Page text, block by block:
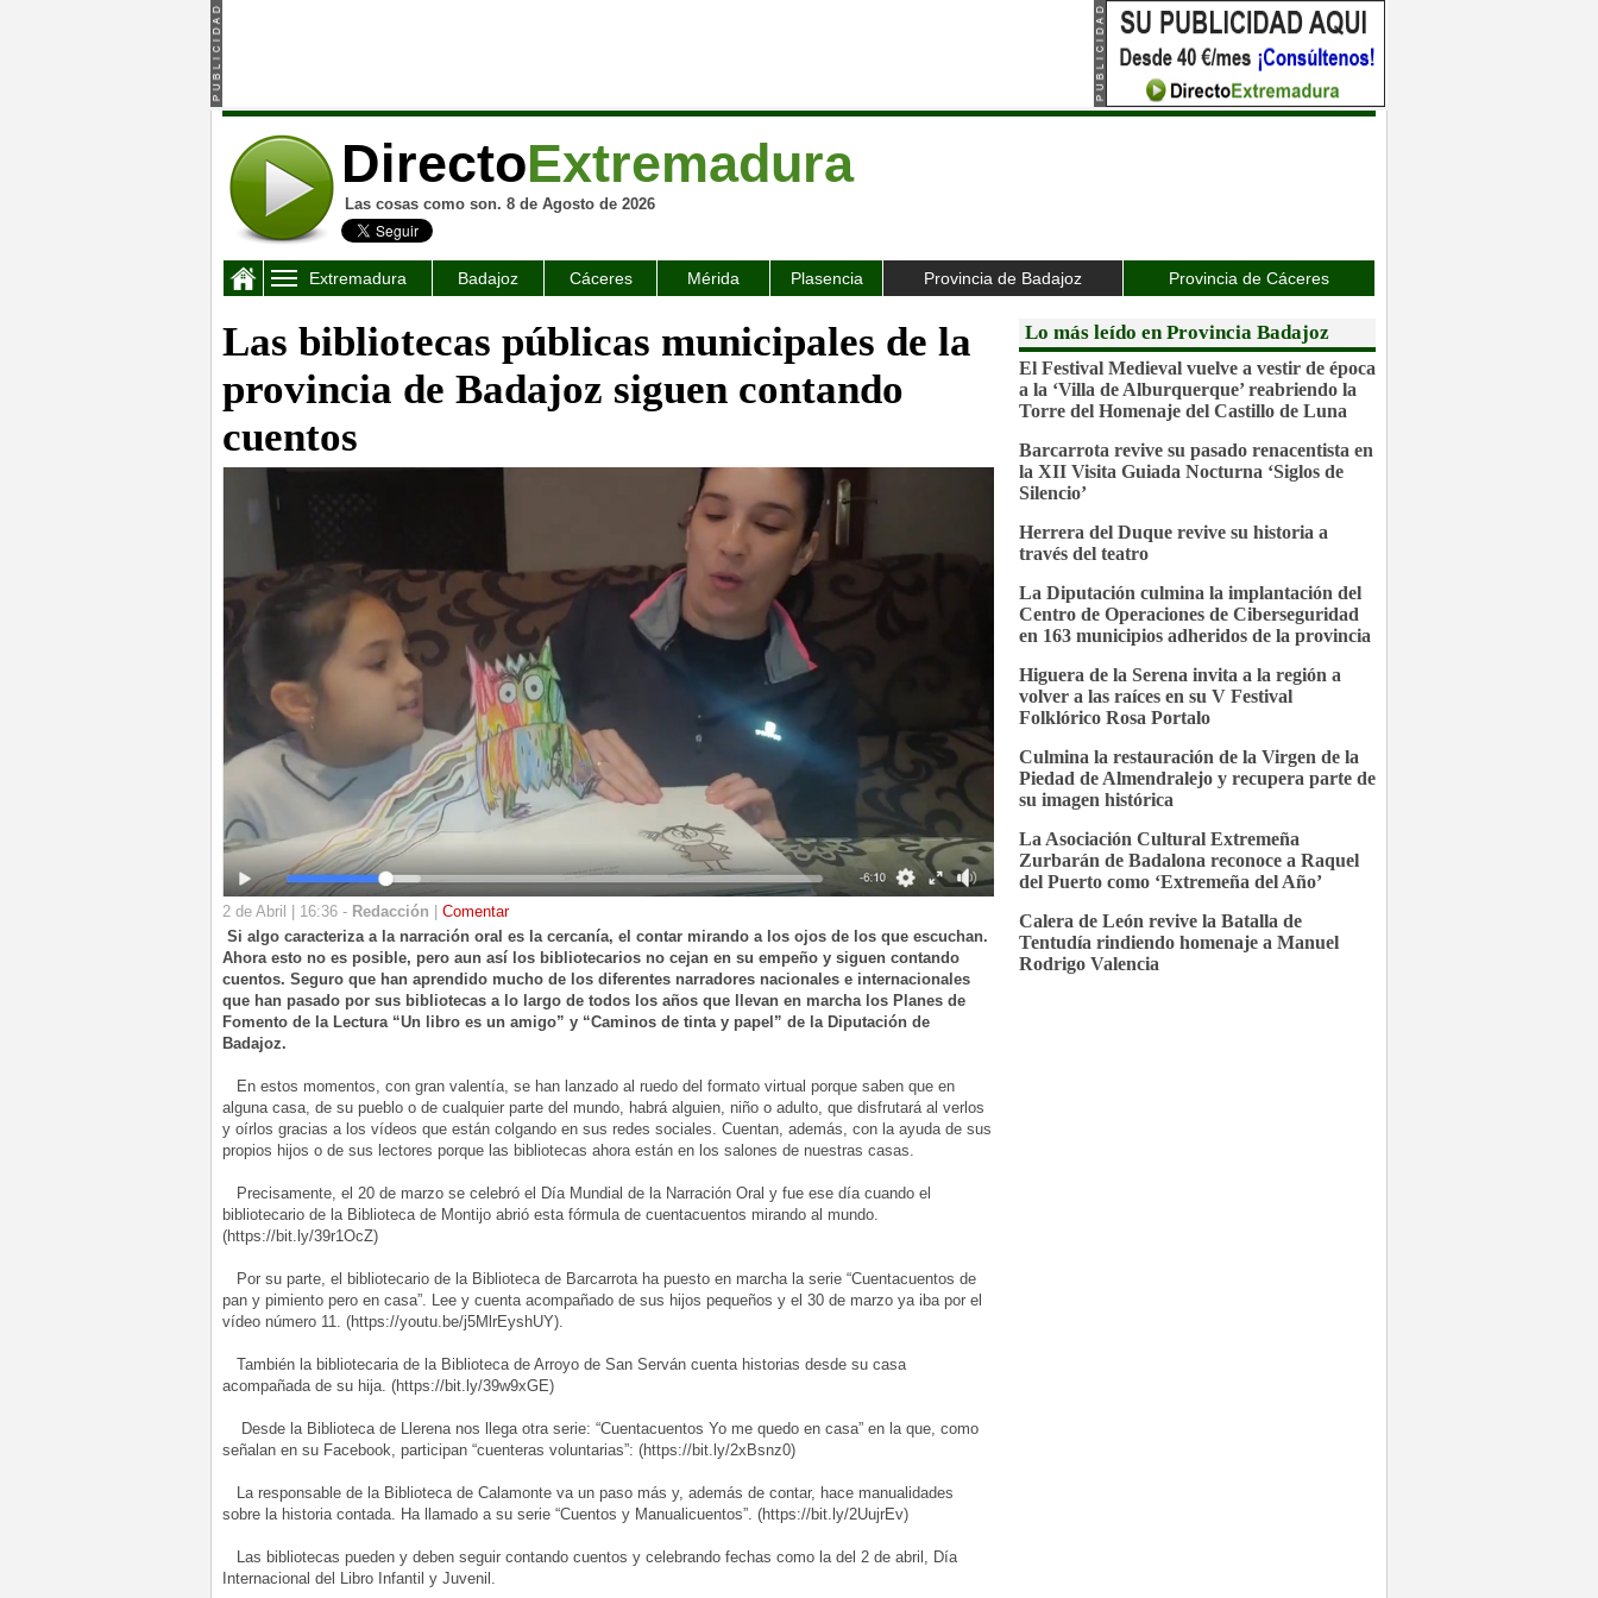
DirectoExtremadura
Las cosas como son. 8 de Agosto de 2026
Extremadura Badajoz Cáceres Mérida Plasencia Provincia de Badajoz Provincia de Cáceres
Las bibliotecas públicas municipales de la
provincia de Badajoz siguen contando
cuentos
2 de Abril | 16:36 - Redacción
Comentar
Si algo caracteriza a la narración oral es la cercanía, el contar mirando a los ojos de los que escuchan.
Ahora esto no es posible, pero aun así los bibliotecarios no cejan en su empeño y siguen contando
cuentos. Seguro que han aprendido mucho de los diferentes narradores nacionales e internacionales
que han pasado por sus bibliotecas a lo largo de todos los años que llevan en marcha los Planes de
Fomento de la Lectura “Un libro es un amigo” y “Caminos de tinta y papel” de la Diputación de
Badajoz.
En estos momentos, con gran valentía, se han lanzado al ruedo del formato virtual porque saben que en
alguna casa, de su pueblo o de cualquier parte del mundo, habrá alguien, niño o adulto, que disfrutará al verlos
y oírlos gracias a los vídeos que están colgando en sus redes sociales. Cuentan, además, con la ayuda de sus
propios hijos o de sus lectores porque las bibliotecas ahora están en los salones de nuestras casas.
Precisamente, el 20 de marzo se celebró el Día Mundial de la Narración Oral y fue ese día cuando el
bibliotecario de la Biblioteca de Montijo abrió esta fórmula de cuentacuentos mirando al mundo.
(https://bit.ly/39r1OcZ)
Por su parte, el bibliotecario de la Biblioteca de Barcarrota ha puesto en marcha la serie “Cuentacuentos de
pan y pimiento pero en casa”. Lee y cuenta acompañado de sus hijos pequeños y el 30 de marzo ya iba por el
vídeo número 11. (https://youtu.be/j5MlrEyshUY).
También la bibliotecaria de la Biblioteca de Arroyo de San Serván cuenta historias desde su casa
acompañada de su hija. (https://bit.ly/39w9xGE)
Desde la Biblioteca de Llerena nos llega otra serie: “Cuentacuentos Yo me quedo en casa” en la que, como
señalan en su Facebook, participan “cuenteras voluntarias”: (https://bit.ly/2xBsnz0)
La responsable de la Biblioteca de Calamonte va un paso más y, además de contar, hace manualidades
sobre la historia contada. Ha llamado a su serie “Cuentos y Manualicuentos”. (https://bit.ly/2UujrEv)
Las bibliotecas pueden y deben seguir contando cuentos y celebrando fechas como la del 2 de abril, Día
Internacional del Libro Infantil y Juvenil.
Lo más leído en Provincia Badajoz
El Festival Medieval vuelve a vestir de época
a la ‘Villa de Alburquerque’ reabriendo la
Torre del Homenaje del Castillo de Luna
Barcarrota revive su pasado renacentista en
la XII Visita Guiada Nocturna ‘Siglos de
Silencio’
Herrera del Duque revive su historia a
través del teatro
La Diputación culmina la implantación del
Centro de Operaciones de Ciberseguridad
en 163 municipios adheridos de la provincia
Higuera de la Serena invita a la región a
volver a las raíces en su V Festival
Folklórico Rosa Portalo
Culmina la restauración de la Virgen de la
Piedad de Almendralejo y recupera parte de
su imagen histórica
La Asociación Cultural Extremeña
Zurbarán de Badalona reconoce a Raquel
del Puerto como ‘Extremeña del Año’
Calera de León revive la Batalla de
Tentudía rindiendo homenaje a Manuel
Rodrigo Valencia